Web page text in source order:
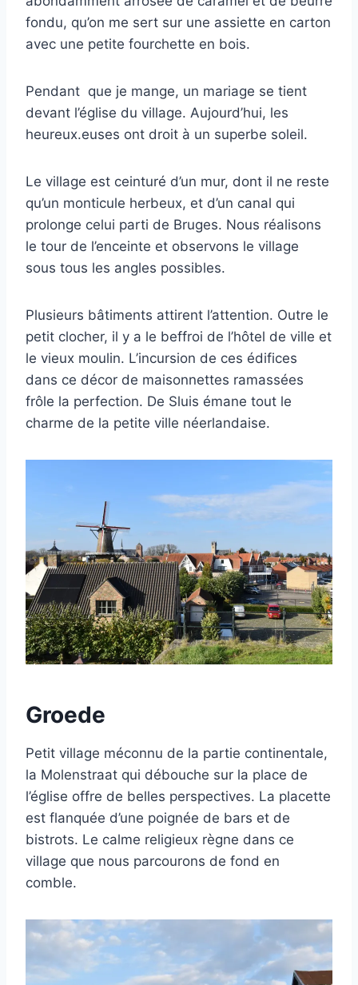
fondu, qu’on me sert sur une assiette en carton
avec une petite fourchette en bois.
Pendant que je mange, un mariage se tient
devant l’église du village. Aujourd’hui, les
heureux.euses ont droit à un superbe soleil.
Le village est ceinturé d’un mur, dont il ne reste
qu’un monticule herbeux, et d’un canal qui
prolonge celui parti de Bruges. Nous réalisons
le tour de l’enceinte et observons le village
sous tous les angles possibles.
Plusieurs bâtiments attirent l’attention. Outre le
petit clocher, il y a le beffroi de l’hôtel de ville et
le vieux moulin. L’incursion de ces édifices
dans ce décor de maisonnettes ramassées
frôle la perfection. De Sluis émane tout le
charme de la petite ville néerlandaise.
Groede
Petit village méconnu de la partie continentale,
la Molenstraat qui débouche sur la place de
l’église offre de belles perspectives. La placette
est flanquée d’une poignée de bars et de
bistrots. Le calme religieux règne dans ce
village que nous parcourons de fond en
comble.